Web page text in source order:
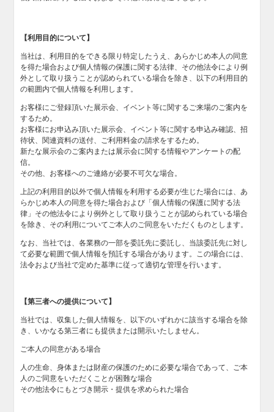
【利用目的について】
当社は、利用目的をできる限り特定したうえ、あらかじめ本人の同意
を得た場合および個人情報の保護に関する法律、その他法令により例
外として取り扱うことが認められている場合を除き、以下の利用目的
の範囲内で個人情報を利用します。
お客様にご登録頂いた展示会、イベント等に関するご来場のご案内を
するため。
お客様にお申込み頂いた展示会、イベント等に関する申込み確認、招
待状、関連資料の送付、ご利用料金の請求をするため。
新たな展示会のご案内または展示会に関する情報やアンケートの配
信。
その他、お客様へのご連絡が必要不可欠な場合。
上記の利用目的以外で個人情報を利用する必要が生じた場合には、あ
らかじめ本人の同意を得た場合および「個人情報の保護に関する法
律」その他法令により例外として取り扱うことが認められている場合
を除き、その利用についてご本人のご同意をいただくものとします。
なお、当社では、各業務の一部を委託先に委託し、当該委託先に対し
て必要な範囲で個人情報を預託する場合があります。この場合には、
法令および当社で定めた基準に従って適切な管理を行います。
【第三者への提供について】
当社では、収集した個人情報を、以下のいずれかに該当する場合を除
き、いかなる第三者にも提供または開示いたしません。
ご本人の同意がある場合
人の生命、身体または財産の保護のために必要な場合であって、ご本
人のご同意をいただくことが困難な場合
その他法令にもとづき開示・提供を求められた場合